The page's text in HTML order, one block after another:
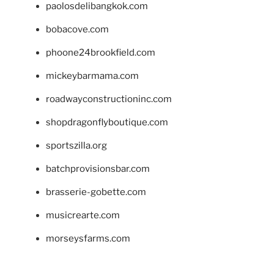
paolosdelibangkok.com
bobacove.com
phoone24brookfield.com
mickeybarmama.com
roadwayconstructioninc.com
shopdragonflyboutique.com
sportszilla.org
batchprovisionsbar.com
brasserie-gobette.com
musicrearte.com
morseysfarms.com